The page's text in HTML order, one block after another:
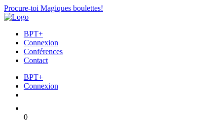
Procure-toi Magiques boulettes!
BPT+
Connexion
Conférences
Contact
BPT+
Connexion
0